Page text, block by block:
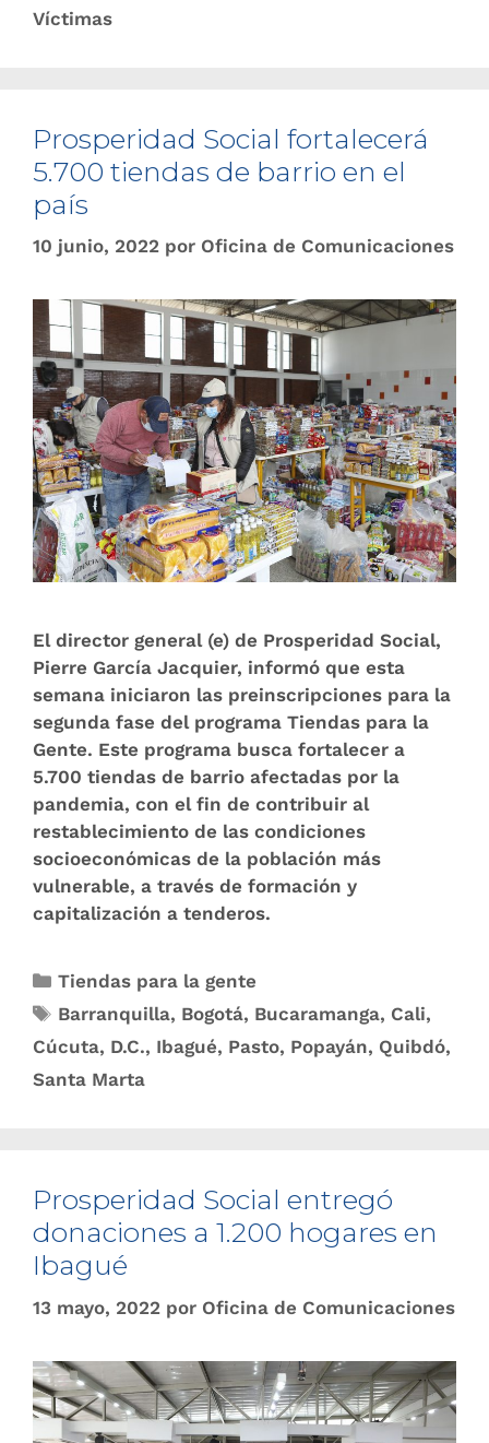
Víctimas
Prosperidad Social fortalecerá
5.700 tiendas de barrio en el
país
10 junio, 2022 por Oficina de Comunicaciones
El director general (e) de Prosperidad Social,
Pierre García Jacquier, informó que esta
semana iniciaron las preinscripciones para la
segunda fase del programa Tiendas para la
Gente. Este programa busca fortalecer a
5.700 tiendas de barrio afectadas por la
pandemia, con el fin de contribuir al
restablecimiento de las condiciones
socioeconómicas de la población más
vulnerable, a través de formación y
capitalización a tenderos.
Tiendas para la gente
Barranquilla, Bogotá, Bucaramanga, Cali,
Cúcuta, D.C., Ibagué, Pasto, Popayán, Quibdó,
Santa Marta
Prosperidad Social entregó
donaciones a 1.200 hogares en
Ibagué
13 mayo, 2022 por Oficina de Comunicaciones